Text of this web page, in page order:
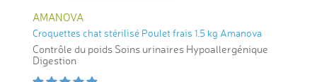
AMANOVA
Croquettes chat stérilisé Poulet frais 1.5 kg Amanova
Contrôle du poids Soins urinaires Hypoallergénique
Digestion